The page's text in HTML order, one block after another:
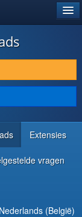
Extensies
vragen
Nederlands (België)